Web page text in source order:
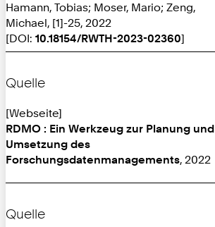
Hamann, Tobias; Moser, Mario; Zeng,
Michael, [1]-25, 2022
[DOI: 10.18154/RWTH-2023-02360]
Quelle
[Webseite]
RDMO : Ein Werkzeug zur Planung und
Umsetzung des
Forschungsdatenmanagements, 2022
Quelle